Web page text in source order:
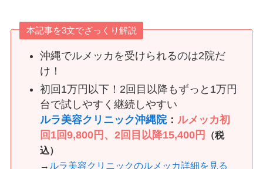
本記事を3文でざっくり解説
沖縄でルメッカを受けられるのは2院だ
け！
初回1万円以下！2回目以降もずっと1万円
台で試しやすく継続しやすい
ルラ美容クリニック沖縄院： ルメッカ初
回1回9,800円、2回目以降15,400円
（税
込）
→ ルラ美容クリニックのルメッカ詳細を見る